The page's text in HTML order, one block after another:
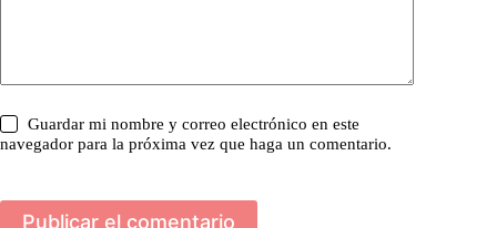
Guardar mi nombre y correo electrónico en este
navegador para la próxima vez que haga un comentario.
Publicar el comentario